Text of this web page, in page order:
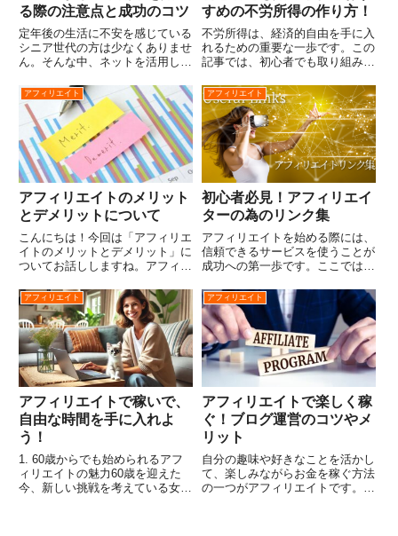
る際の注意点と成功のコツ
定年後の生活に不安を感じている
シニア世代の方は少なくありませ
ん。そんな中、ネットを活用した
もいると思います。しかし、副業
を始める際には注意点について知
っておく必要があります。本記事
では、シニア世代におすすめの
副...
すめの不労所得の作り方！
不労所得は、経済的自由を手に入
れるための重要な一歩です。この
記事では、初心者でも取り組みや
紹介します。将来の安定した収入
源を確保するためには、できるだ
け早く行動に移すことです。不労
所得に興味がある方は、ぜひ参
考...
アフィリエイト
アフィリエイトのメリット
とデメリットについて
こんにちは！今回は「アフィリエ
イトのメリットとデメリット」に
ついてお話ししますね。アフィリ
ちろん良い点だけでなく、注意す
べき点もあります。特に60歳以
上の女性が始める際には、これら
をしっかり理解しておくことが
必...
アフィリエイト
初心者必見！アフィリエイ
ターの為のリンク集
アフィリエイトを始める際には、
信頼できるサービスを使うことが
成功への第一歩です。ここでは、
エイトのツールやサービスをまと
めました。特に、ブログを始める
ためのサーバーやアフィリエイト
プログラム、広告サービスのリ
ン...
アフィリエイト
アフィリエイトで稼いで、
自由な時間を手に入れよ
う！
1. 60歳からでも始められるアフ
ィリエイトの魅力60歳を迎えた
今、新しい挑戦を考えている女性
アフィリエイト
アフィリエイトで楽しく稼
ぐ！ブログ運営のコツやメ
リット
自分の趣味や好きなことを活かし
て、楽しみながらお金を稼ぐ方法
の一つがアフィリエイトです。こ